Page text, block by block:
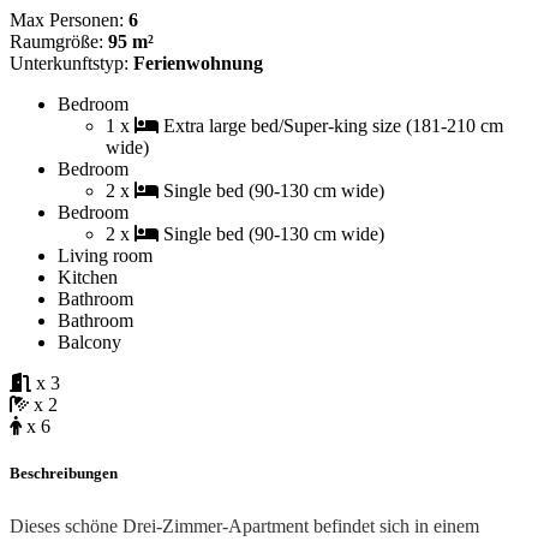
Max Personen: 6
Raumgröße: 95 m²
Unterkunftstyp: Ferienwohnung
Bedroom
1 x
Extra large bed/Super-king size (181-210 cm
wide)
Bedroom
2 x
Single bed (90-130 cm wide)
Bedroom
2 x
Single bed (90-130 cm wide)
Living room
Kitchen
Bathroom
Bathroom
Balcony
x 3
x 2
x 6
Beschreibungen
Dieses schöne Drei-Zimmer-Apartment befindet sich in einem